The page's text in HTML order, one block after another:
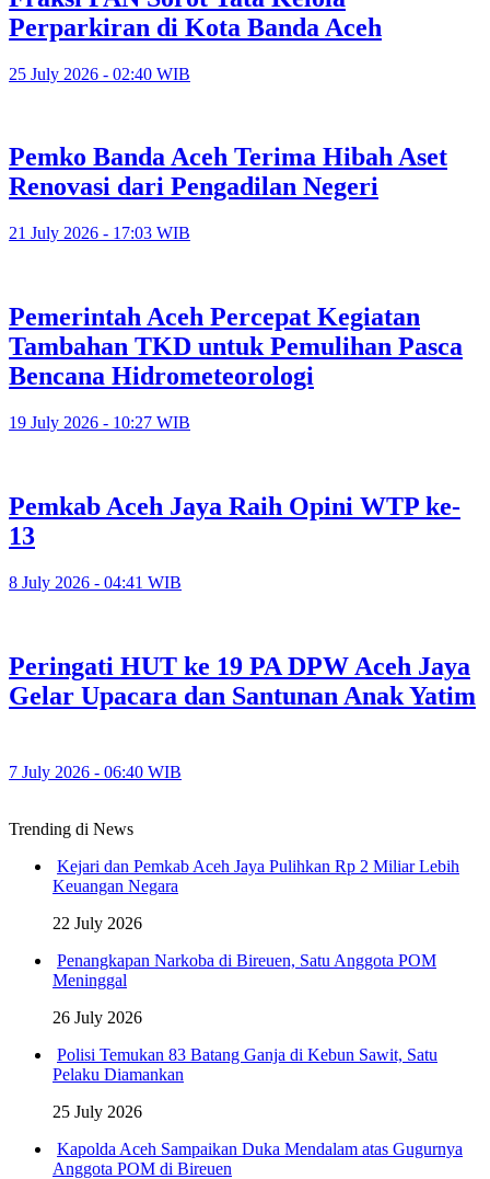
Perparkiran di Kota Banda Aceh
25 July 2026 - 02:40 WIB
Pemko Banda Aceh Terima Hibah Aset
Renovasi dari Pengadilan Negeri
21 July 2026 - 17:03 WIB
Pemerintah Aceh Percepat Kegiatan
Tambahan TKD untuk Pemulihan Pasca
Bencana Hidrometeorologi
19 July 2026 - 10:27 WIB
Pemkab Aceh Jaya Raih Opini WTP ke-
13
8 July 2026 - 04:41 WIB
Peringati HUT ke 19 PA DPW Aceh Jaya
Gelar Upacara dan Santunan Anak Yatim
7 July 2026 - 06:40 WIB
Trending di News
Kejari dan Pemkab Aceh Jaya Pulihkan Rp 2 Miliar Lebih
Keuangan Negara
22 July 2026
Penangkapan Narkoba di Bireuen, Satu Anggota POM
Meninggal
26 July 2026
Polisi Temukan 83 Batang Ganja di Kebun Sawit, Satu
Pelaku Diamankan
25 July 2026
Kapolda Aceh Sampaikan Duka Mendalam atas Gugurnya
Anggota POM di Bireuen